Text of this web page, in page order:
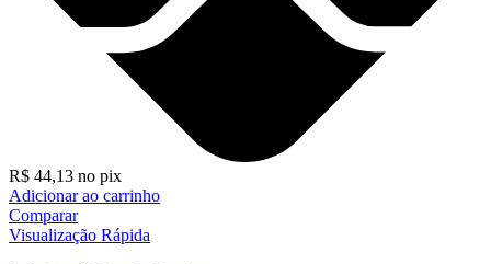
R$ 44,13 no pix
Adicionar ao carrinho
Comparar
Visualização Rápida